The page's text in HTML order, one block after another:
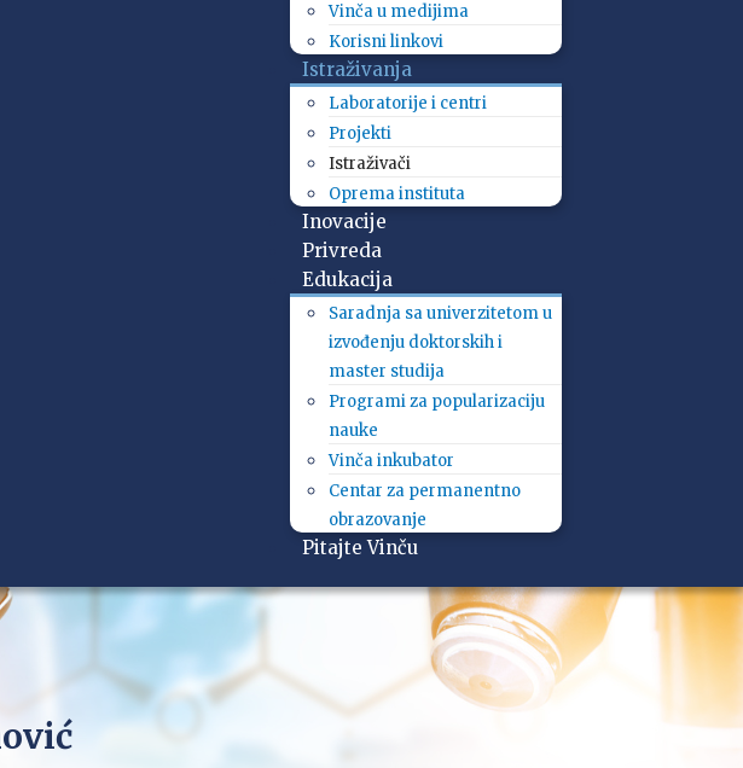
Vinča u medijima
Korisni linkovi
Istraživanja
Laboratorije i centri
Projekti
Istraživači
Oprema instituta
Inovacije
Privreda
Edukacija
Saradnja sa univerzitetom u
izvođenju doktorskih i
master studija
Programi za popularizaciju
nauke
Vinča inkubator
Centar za permanentno
obrazovanje
Pitajte Vinču